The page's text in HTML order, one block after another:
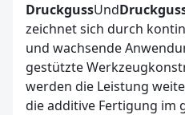
DruckgussUnd
zeichnet sich durch
und wachsende
gestützte
werden die Leistung
die additive Fertigung im